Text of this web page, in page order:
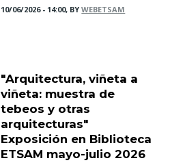
10/06/2026 - 14:00, BYWEBETSAM
"Arquitectura, viñeta a
viñeta: muestra de
tebeos y otras
arquitecturas"
Exposición en Biblioteca
ETSAM mayo-julio 2026